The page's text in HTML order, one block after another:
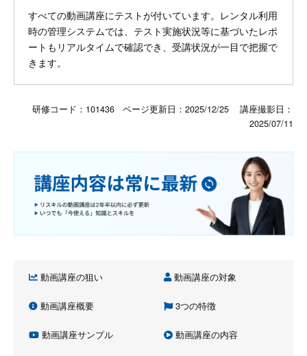
すべての動画講座にテストが付いています。レンタル利用
時の管理システムでは、テスト実施状況等に基づいたレポ
ートもリアルタイムで確認でき、受講状況が一目で把握で
きます。
研修コード：101436 ページ更新日： 2025/12/25
講座撮影日：
2025/07/11
動画講座の狙い 動画講座の対象
動画講座概要 3つの特徴
動画講座サンプル 動画講座の内容